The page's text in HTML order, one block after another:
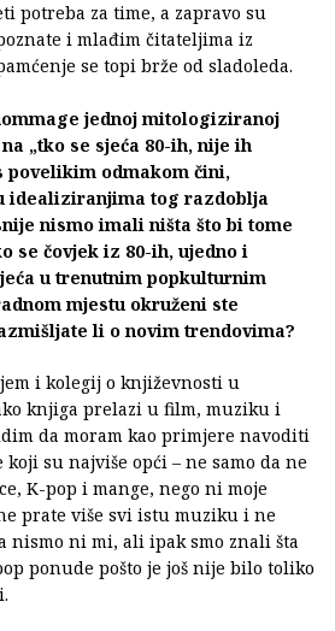
potreba za time, a zapravo su
i mlađim čitateljima iz
se topi brže od sladoleda.
jednoj mitologiziranoj
„tko se sjeća 80-ih, nije ih
povelikim odmakom čini,
idealiziranjima tog razdoblja
nismo imali ništa što bi tome
se čovjek iz 80-ih, ujedno i
u trenutnim popkulturnim
mjestu okruženi ste
li o novim trendovima?
i kolegij o književnosti u
knjiga prelazi u film, muziku i
da moram kao primjere navoditi
su najviše opći – ne samo da ne
K-pop i mange, nego ni moje
prate više svi istu muziku i ne
nismo ni mi, ali ipak smo znali šta
ponude pošto je još nije bilo toliko